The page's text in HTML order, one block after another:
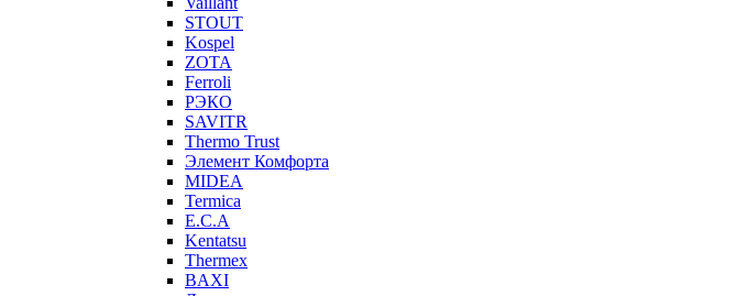
STOUT
Kospel
ZOTA
Ferroli
РЭКО
SAVITR
Thermo Trust
Элемент Комфорта
MIDEA
Termica
E.C.A
Kentatsu
Thermex
BAXI